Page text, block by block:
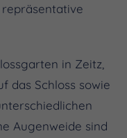
in Zeitz,
das Schloss sowie
Augenweide sind